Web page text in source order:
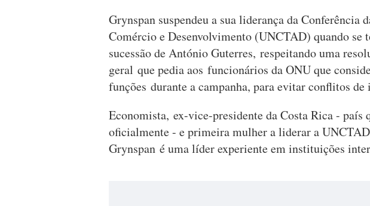
Grynspan suspendeu a sua liderança da Conferência
Comércio e Desenvolvimento (UNCTAD) quando se
sucessão de António Guterres, respeitando uma
geral que pedia aos funcionários da ONU que
funções durante a campanha, para evitar conflitos de
Economista, ex-vice-presidente da Costa Rica - país
oficialmente - e primeira mulher a liderar a
Grynspan é uma líder experiente em instituições